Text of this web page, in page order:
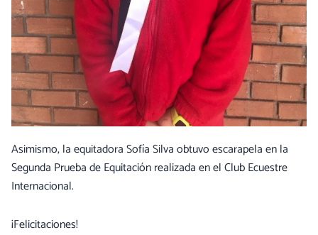
Asimismo, la equitadora Sofía Silva obtuvo escarapela en la
Segunda Prueba de Equitación realizada en el Club Ecuestre
Internacional.
¡Felicitaciones!